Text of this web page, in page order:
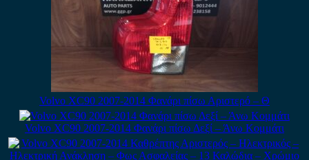
Volvo XC90 2007-2014 Φανάρι πίσω Αριστερό – Θ
Volvo XC90 2007-2014 Φανάρι πίσω Δεξί – Άνω Κομμάτι